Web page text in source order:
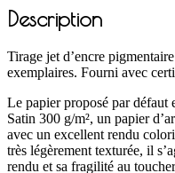
Description
Tirage jet d’encre
exemplaires. Fourni avec
Le papier proposé par
Satin 300 g/m², un papier
avec un excellent rendu
très légèrement texturée, il
rendu et sa fragilité au